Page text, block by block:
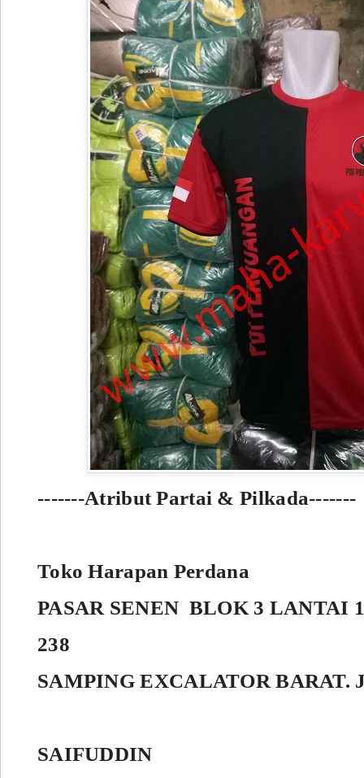
-------Atribut Partai & Pilkada-------
Toko Harapan Perdana
PASAR SENEN BLOK 3 LANTAI
238
SAMPING EXCALATOR BARAT.
SAIFUDDIN